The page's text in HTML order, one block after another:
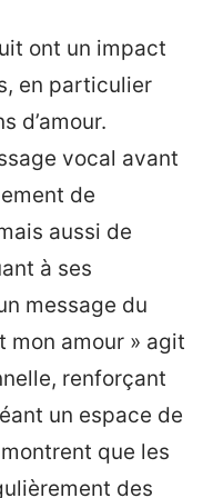
ont un impact
en particulier
d’amour.
vocal avant
de
aussi de
à ses
message du
mon amour » agit
renforçant
un espace de
que les
des